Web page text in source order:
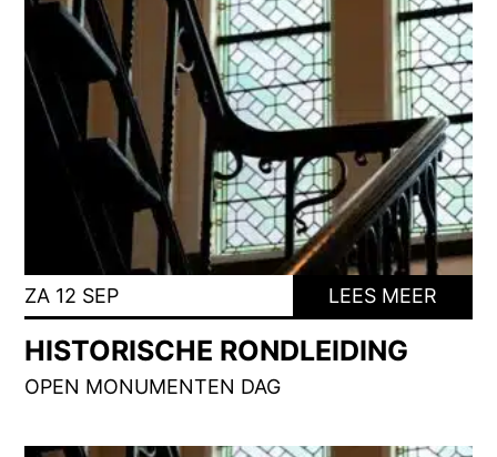
ZA 12 SEP LEES MEER
HISTORISCHE RONDLEIDING
OPEN MONUMENTEN DAG